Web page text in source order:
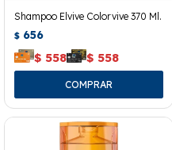
Shampoo Elvive Colorvive 370 Ml.
$ 656
$ 558 $ 558